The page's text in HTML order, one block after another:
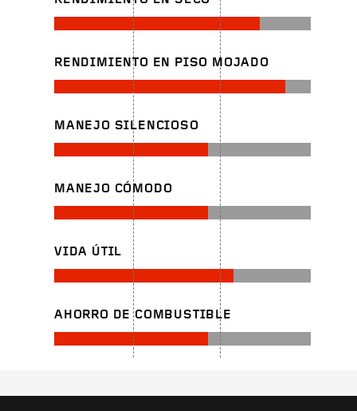
RENDIMIENTO EN PISO MOJADO
MANEJO SILENCIOSO
MANEJO CÓMODO
VIDA ÚTIL
AHORRO DE COMBUSTIBLE